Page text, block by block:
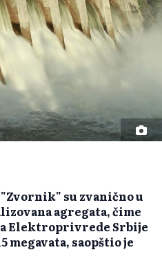
su zvanično u
agregata, čime
Elektroprivrede Srbije
megavata, saopštio je